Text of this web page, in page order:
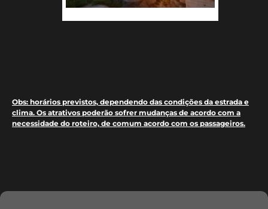
Obs: horários previstos, dependendo das condições da estrada e
clima. Os atrativos poderão sofrer mudanças de acordo com a
necessidade do roteiro, de comum acordo com os passageiros.